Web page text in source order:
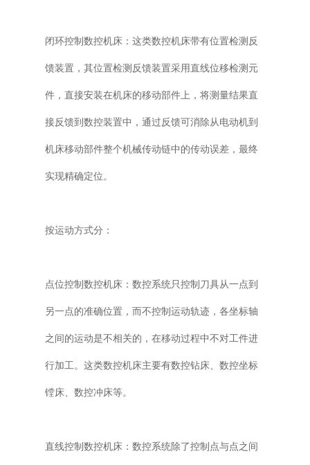
闭环控制数控机床：这类数控机床带有位置检测反
馈装置，其位置检测反馈装置采用直线位移检测元
件，直接安装在机床的移动部件上，将测量结果直
接反馈到数控装置中，通过反馈可消除从电动机到
机床移动部件整个机械传动链中的传动误差，最终
实现精确定位。
按运动方式分：
点位控制数控机床：数控系统只控制刀具从一点到
另一点的准确位置，而不控制运动轨迹，各坐标轴
之间的运动是不相关的，在移动过程中不对工件进
行加工。这类数控机床主要有数控钻床、数控坐标
镗床、数控冲床等。
直线控制数控机床：数控系统除了控制点与点之间